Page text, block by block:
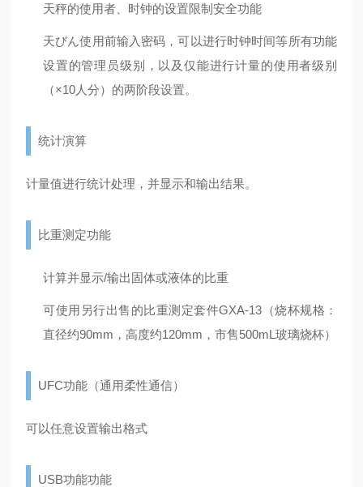
天秤的使用者、时钟的设置限制安全功能
天びん使用前输入密码，可以进行时钟时间等所有功能
设置的管理员级别，以及仅能进行计量的使用者级别
（×10人分）的两阶段设置。
统计演算
计量值进行统计处理，并显示和输出结果。
比重测定功能
计算并显示/输出固体或液体的比重
可使用另行出售的比重测定套件GXA-13（烧杯规格：
直径约90mm，高度约120mm，市售500mL玻璃烧杯）
UFC功能（通用柔性通信）
可以任意设置输出格式
USB功能功能